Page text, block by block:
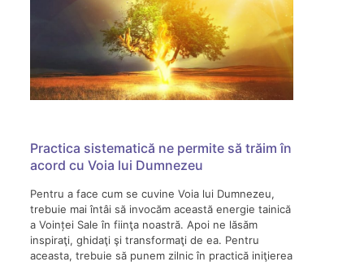
Practica sistematică ne permite să trăim în
acord cu Voia lui Dumnezeu
Pentru a face cum se cuvine Voia lui Dumnezeu,
trebuie mai întâi să invocăm această energie tainică
a Voinței Sale în fiinţa noastră. Apoi ne lăsăm
inspiraţi, ghidaţi şi transformaţi de ea. Pentru
aceasta, trebuie să punem zilnic în practică iniţierea